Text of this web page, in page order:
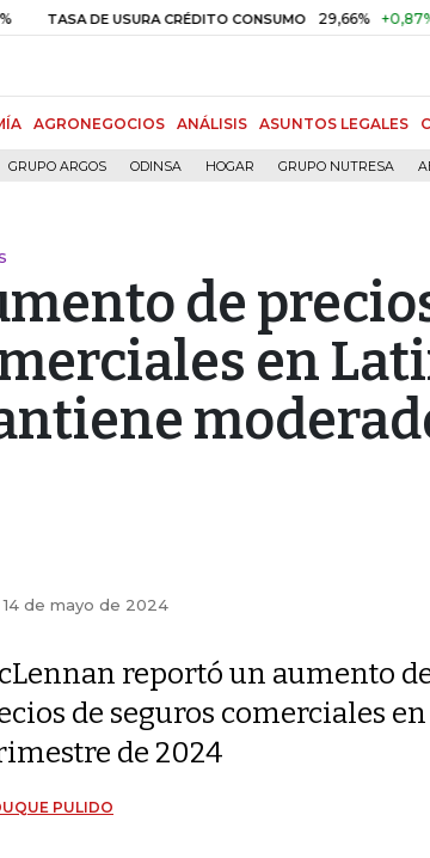
DE USURA CRÉDITO CONSUMO 29,66% +0,87%
AGRONEGOCIOS ANÁLISIS ASUNTOS LEGALES
GRUPO ARGOS ODINSA HOGAR GRUPO NUTRESA
de
en
de mayo de 2024
reportó un aumento
de seguros comerciales
de 2024
PULIDO